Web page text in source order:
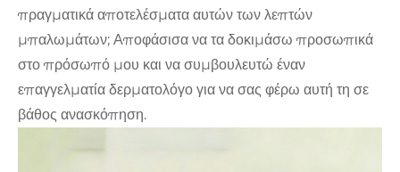
πραγματικά αποτελέσματα αυτών των λεπτών
μπαλωμάτων; Αποφάσισα να τα δοκιμάσω προσωπικά
στο πρόσωπό μου και να συμβουλευτώ έναν
επαγγελματία δερματολόγο για να σας φέρω αυτή τη σε
βάθος ανασκόπηση.